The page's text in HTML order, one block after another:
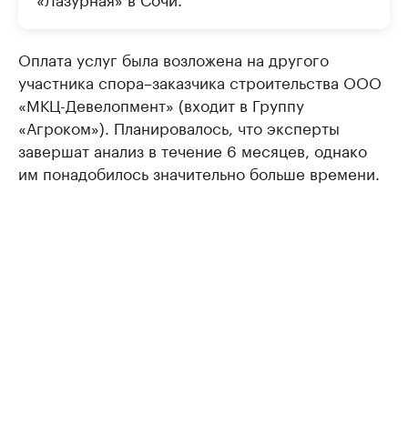
Оплата услуг была возложена на другого
участника спора–заказчика строительства ООО
«МКЦ-Девелопмент» (входит в Группу
«Агроком»). Планировалось, что эксперты
завершат анализ в течение 6 месяцев, однако
им понадобилось значительно больше времени.